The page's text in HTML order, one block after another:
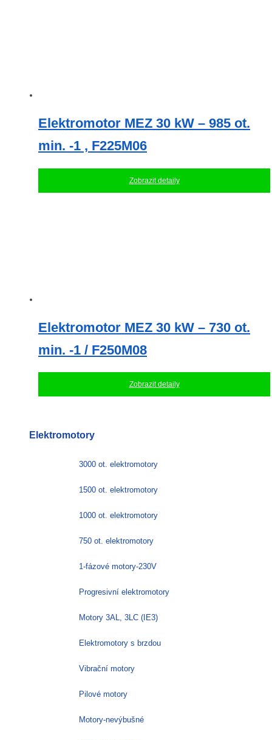
Elektromotor MEZ 30 kW – 985 ot.
min. -1 , F225M06
Zobrazit detaily
Elektromotor MEZ 30 kW – 730 ot.
min. -1 / F250M08
Zobrazit detaily
Elektromotory
3000 ot. elektromotory
1500 ot. elektromotory
1000 ot. elektromotory
750 ot. elektromotory
1-fázové motory-230V
Progresivní elektromotory
Motory 3AL, 3LC (IE3)
Elektromotory s brzdou
Vibrační motory
Pilové motory
Motory-nevýbušné